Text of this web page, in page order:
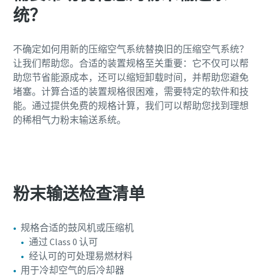
统？
不确定如何用新的压缩空气系统替换旧的压缩空气系统？
让我们帮助您。合适的装置规格至关重要：它不仅可以帮
助您节省能源成本，还可以缩短卸载时间，并帮助您避免
堵塞。计算合适的装置规格很困难，需要特定的软件和技
能。通过提供免费的规格计算，我们可以帮助您找到理想
的稀相气力粉末输送系统。
粉末输送检查清单
规格合适的鼓风机或压缩机
通过 Class 0 认可
经认可的可处理易燃材料
用于冷却空气的后冷却器